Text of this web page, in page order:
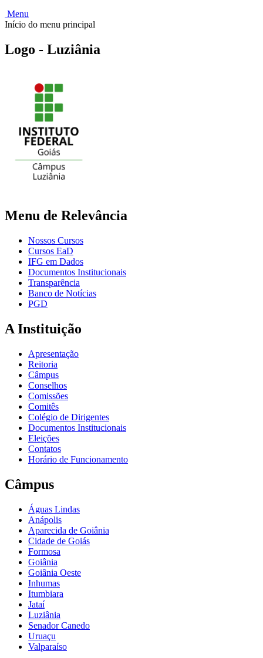
Menu
Início do menu principal
Logo - Luziânia
Menu de Relevância
Nossos Cursos
Cursos EaD
IFG em Dados
Documentos Institucionais
Transparência
Banco de Notícias
PGD
A Instituição
Apresentação
Reitoria
Câmpus
Conselhos
Comissões
Comitês
Colégio de Dirigentes
Documentos Institucionais
Eleições
Contatos
Horário de Funcionamento
Câmpus
Águas Lindas
Anápolis
Aparecida de Goiânia
Cidade de Goiás
Formosa
Goiânia
Goiânia Oeste
Inhumas
Itumbiara
Jataí
Luziânia
Senador Canedo
Uruaçu
Valparaíso